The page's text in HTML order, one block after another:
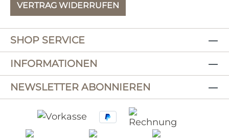
VERTRAG WIDERRUFEN
SHOP SERVICE
INFORMATIONEN
NEWSLETTER ABONNIEREN